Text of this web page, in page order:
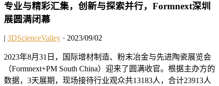
专业与精彩汇集，创新与探索并行，Formnext深圳
展圆满闭幕
| 3DScienceValley · 2023/09/02
2023年8月31日，国际增材制造、粉末冶金与先进陶瓷展览会
（Formnext+PM South China）迎来了圆满收官。根据主办方的
数据，3天展期，现场接待行业观众共13183人，合计23913人